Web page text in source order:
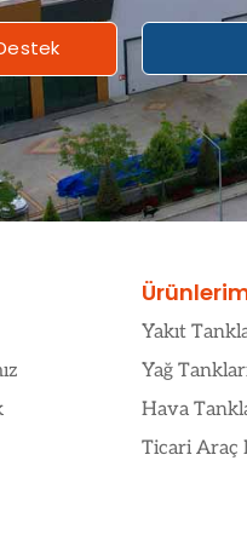
Yakıt
Yağ
Hava
Ticari Araç